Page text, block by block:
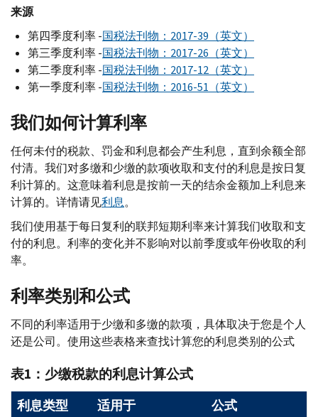
来源
第四季度利率 -国税法刊物：2017-39（英文）
第三季度利率 -国税法刊物：2017-26（英文）
第二季度利率 -国税法刊物：2017-12（英文）
第一季度利率 -国税法刊物：2016-51（英文）
我们如何计算利率
任何未付的税款、罚金和利息都会产生利息，直到余额全部
付清。我们对多缴和少缴的款项收取和支付的利息是按日复
利计算的。这意味着利息是按前一天的结余金额加上利息来
计算的。详情请见利息。
我们使用基于每日复利的联邦短期利率来计算我们收取和支
付的利息。利率的变化并不影响对以前季度或年份收取的利
率。
利率类别和公式
不同的利率适用于少缴和多缴的款项，具体取决于您是个人
还是公司。使用这些表格来查找计算您的利息类别的公式
表1：少缴税款的利息计算公式
利息类型 适用于 公式